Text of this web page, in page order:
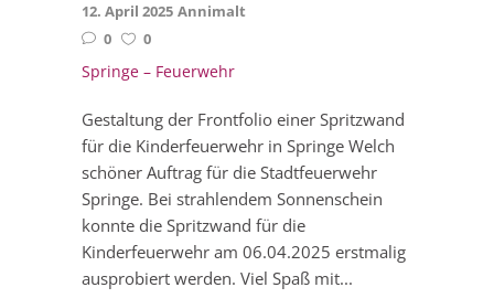
12. April 2025 Annimalt
0
0
Springe – Feuerwehr
Gestaltung der Frontfolio einer Spritzwand
für die Kinderfeuerwehr in Springe Welch
schöner Auftrag für die Stadtfeuerwehr
Springe. Bei strahlendem Sonnenschein
konnte die Spritzwand für die
Kinderfeuerwehr am 06.04.2025 erstmalig
ausprobiert werden. Viel Spaß mit...